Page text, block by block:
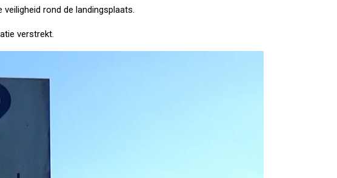
rond de landingsplaats.
verstrekt.